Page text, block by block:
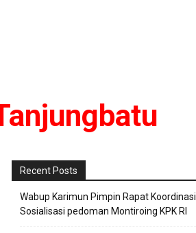
Recent Posts
Wabup Karimun Pimpin Rapat Koordinasi
Sosialisasi pedoman Montiroing KPK RI